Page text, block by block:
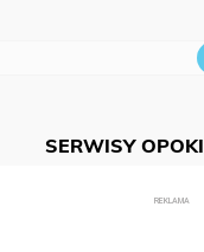
SERWISY OPOKI
REKLAMA